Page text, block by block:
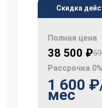
Скидка
Полная цена
38 500 ₽
Рассрочка 0%
1 600
мес